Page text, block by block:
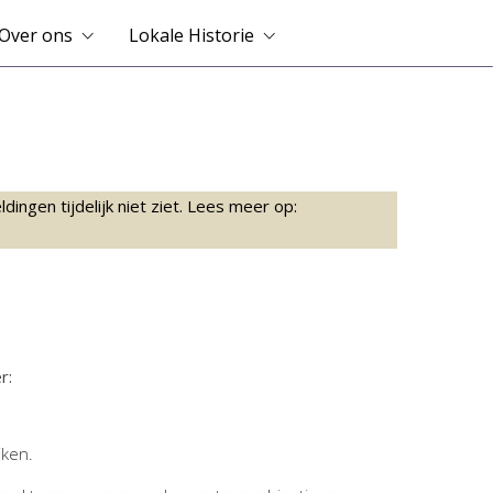
ons Lokale Historie
tijdelijk niet ziet. Lees meer op: